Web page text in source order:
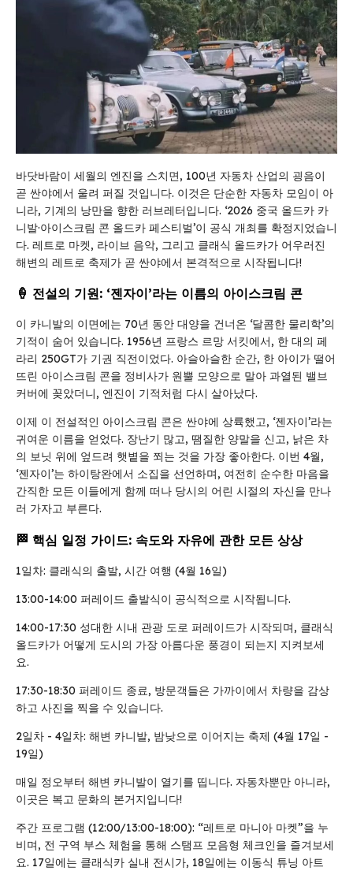
바닷바람이 세월의 엔진을 스치면, 100년 자동차 산업의 굉음이
곧 싼야에서 울려 퍼질 것입니다. 이것은 단순한 자동차 모임이 아
니라, 기계의 낭만을 향한 러브레터입니다. ‘2026 중국 올드카 카
니발·아이스크림 콘 올드카 페스티벌’이 공식 개최를 확정지었습니
다. 레트로 마켓, 라이브 음악, 그리고 클래식 올드카가 어우러진
해변의 레트로 축제가 곧 싼야에서 본격적으로 시작됩니다!
🍦 전설의 기원: ‘젠자이’라는 이름의 아이스크림 콘
이 카니발의 이면에는 70년 동안 대양을 건너온 ‘달콤한 물리학’의
기적이 숨어 있습니다. 1956년 프랑스 르망 서킷에서, 한 대의 페
라리 250GT가 기권 직전이었다. 아슬아슬한 순간, 한 아이가 떨어
뜨린 아이스크림 콘을 정비사가 원뿔 모양으로 말아 과열된 밸브
커버에 꽂았더니, 엔진이 기적처럼 다시 살아났다.
이제 이 전설적인 아이스크림 콘은 싼야에 상륙했고, ‘젠자이’라는
귀여운 이름을 얻었다. 장난기 많고, 땜질한 양말을 신고, 낡은 차
의 보닛 위에 엎드려 햇볕을 쬐는 것을 가장 좋아한다. 이번 4월,
‘젠자이’는 하이탕완에서 소집을 선언하며, 여전히 순수한 마음을
간직한 모든 이들에게 함께 떠나 당시의 어린 시절의 자신을 만나
러 가자고 부른다.
🏁 핵심 일정 가이드: 속도와 자유에 관한 모든 상상
1일차: 클래식의 출발, 시간 여행 (4월 16일)
13:00-14:00 퍼레이드 출발식이 공식적으로 시작됩니다.
14:00-17:30 성대한 시내 관광 도로 퍼레이드가 시작되며, 클래식
올드카가 어떻게 도시의 가장 아름다운 풍경이 되는지 지켜보세
요.
17:30-18:30 퍼레이드 종료, 방문객들은 가까이에서 차량을 감상
하고 사진을 찍을 수 있습니다.
2일차 - 4일차: 해변 카니발, 밤낮으로 이어지는 축제 (4월 17일 -
19일)
매일 정오부터 해변 카니발이 열기를 띱니다. 자동차뿐만 아니라,
이곳은 복고 문화의 본거지입니다!
주간 프로그램 (12:00/13:00-18:00): “레트로 마니아 마켓”을 누
비며, 전 구역 부스 체험을 통해 스탬프 모음형 체크인을 즐겨보세
요. 17일에는 클래식카 실내 전시가, 18일에는 이동식 튜닝 아트